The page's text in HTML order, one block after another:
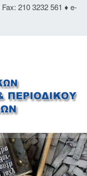
Fax: 210 3232 561 ♦ e-